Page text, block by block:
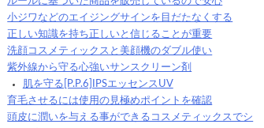
小ジワなどのエイジングサインを目だたなくする
正しい知識を持ち正しいと信じることが重要
洗顔コスメティックスと美顔機のダブル使い
紫外線から守る心強いサンスクリーン剤
肌を守る[P.P.6]IPSエッセンスUV
育毛させるには使用の見極めポイントを確認
頭皮に潤いを与える事ができるコスメティックスでシ